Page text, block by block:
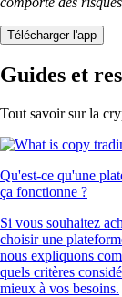
Télécharger l'app
Guides et
Tout savoir sur la
Qu'est-ce qu'une
ça fonctionne ?
Si vous souhaitez
choisir une
nous expliquons
quels critères
mieux à vos besoins.